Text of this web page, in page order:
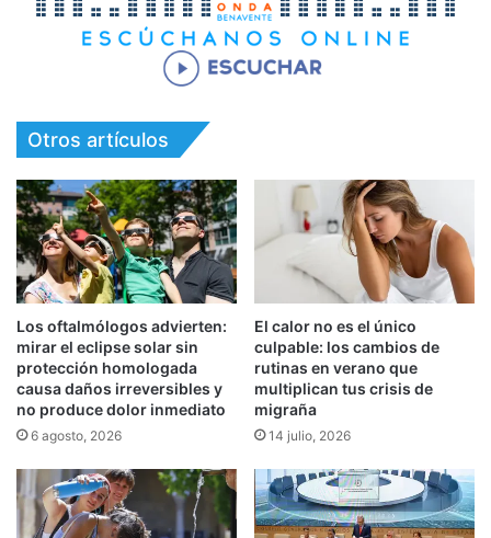
Otros artículos
Los oftalmólogos advierten:
mirar el eclipse solar sin
protección homologada
causa daños irreversibles y
no produce dolor inmediato
6 agosto, 2026
El calor no es el único
culpable: los cambios de
rutinas en verano que
multiplican tus crisis de
migraña
14 julio, 2026